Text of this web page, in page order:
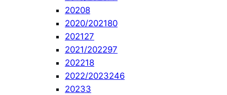
20208
2020/202180
202127
2021/202297
202218
2022/2023246
20233